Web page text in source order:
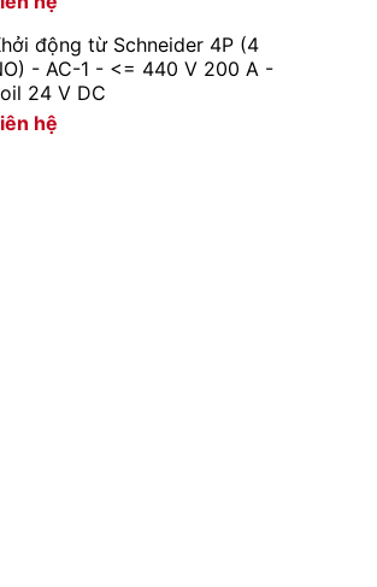
động từ Schneider 4P (4
- AC-1 - <= 440 V 200 A -
24 V DC
hệ